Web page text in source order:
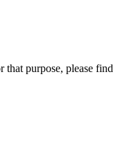
that purpose, please find